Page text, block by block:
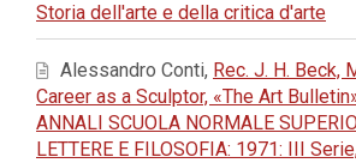
Storia dell'arte e della critica d'arte
Alessandro Conti, Rec. J. H. Beck,
Career as a Sculptor, «The Art
ANNALI SCUOLA NORMALE
LETTERE E FILOSOFIA: 1971: III